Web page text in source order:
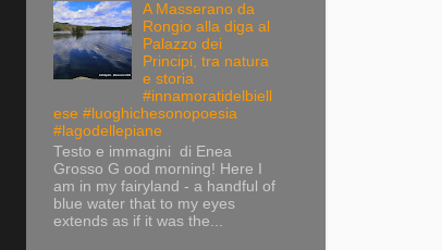
A Masserano da
Rongio alla diga al
Palazzo dei
Principi, tra natura
e storia
#innamoratidelbiell
ese #luoghichesonopoesia
#lagodellepiane
Testo e immagini di Enea
Grosso G ood morning! Here I
am in my fairyland - a handful of
blue water that to my eyes
extends as if it was the...